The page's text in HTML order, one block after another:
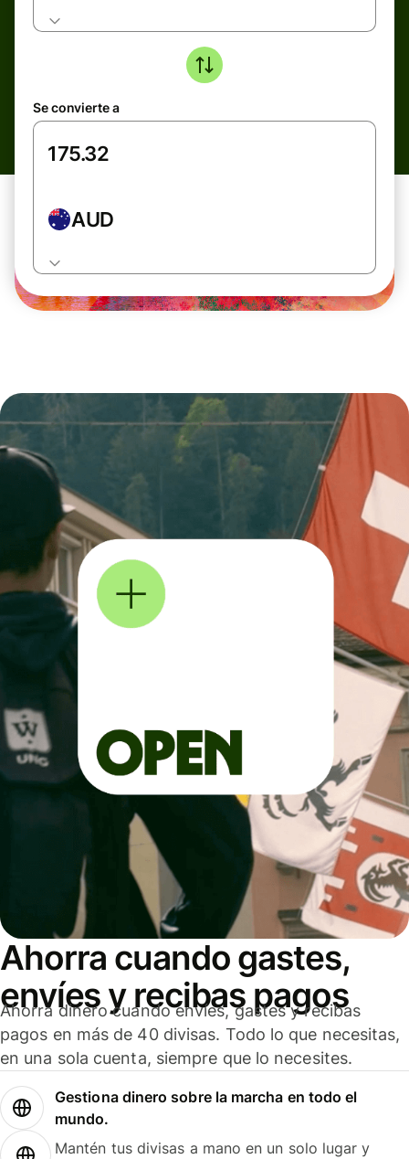
Se convierte a
AUD
Ahorra cuando gastes,
envíes y recibas pagos
Ahorra dinero cuando envíes, gastes y recibas
pagos en más de 40 divisas. Todo lo que necesitas,
en una sola cuenta, siempre que lo necesites.
Gestiona dinero sobre la marcha en todo el
mundo.
Mantén tus divisas a mano en un solo lugar y